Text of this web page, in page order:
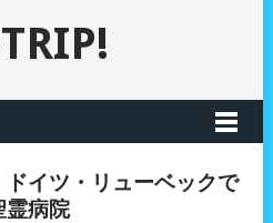
イツ・リューベックで
霊病院